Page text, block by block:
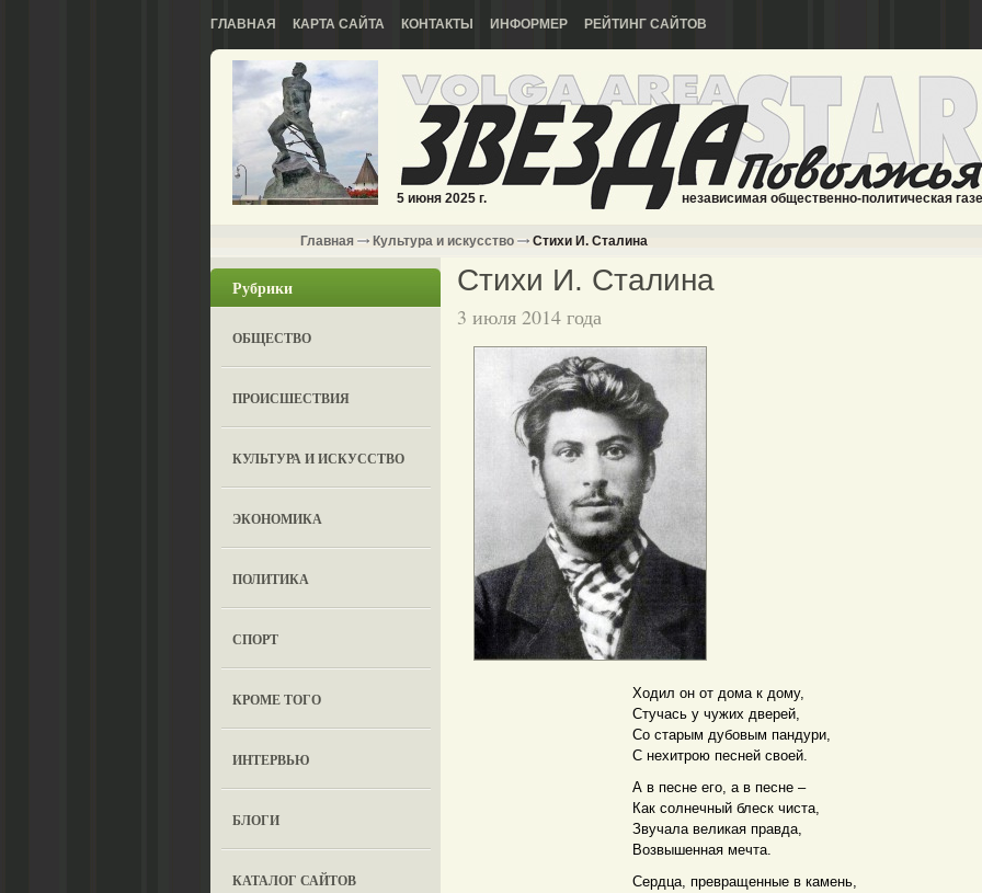
ГЛАВНАЯ КАРТА САЙТА КОНТАКТЫ ИНФОРМЕР РЕЙТИНГ САЙТОВ
5 июня 2025 г. независимая общественно-политическая
Главная Культура и искусство Стихи И. Сталина
Рубрики
ОБЩЕСТВО
ПРОИСШЕСТВИЯ
КУЛЬТУРА И ИСКУССТВО
ЭКОНОМИКА
ПОЛИТИКА
СПОРТ
КРОМЕ ТОГО
ИНТЕРВЬЮ
БЛОГИ
КАТАЛОГ САЙТОВ
Стихи И. Сталина
3 июля 2014 года
Ходил он от дома к дому,
Стучась у чужих дверей,
Со старым дубовым пандури,
С нехитрою песней своей.
А в песне его, а в песне –
Как солнечный блеск чиста,
Звучала великая правда,
Возвышенная мечта.
Сердца, превращенные в камень,